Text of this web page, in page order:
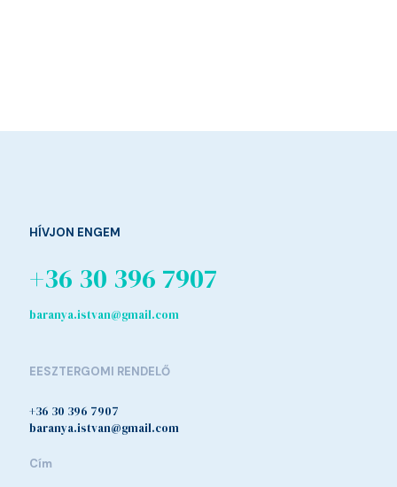
HÍVJON ENGEM
+36 30 396 7907
baranya.istvan@gmail.com
EESZTERGOMI RENDELŐ
+36 30 396 7907
baranya.istvan@gmail.com
Cím